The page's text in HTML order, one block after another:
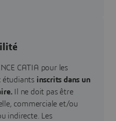
CATIA pour les
étudiants inscrits dans un
Il ne doit pas être
commerciale et/ou
indirecte. Les